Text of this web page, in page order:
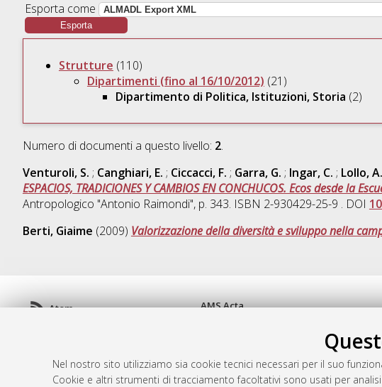
Nel nostro sito utilizziamo sia cookie tecnici necessari per il suo
Cookie e altri strumenti di tracciamento facoltativi sono usati per
Esporta come
Strutture (110)
Dipartimenti (fino al 16/10/2012) (21)
Dipartimento di Politica, Istituzioni, Storia (2)
Numero di documenti a questo livello: 2.
Venturoli, S. ; Canghiari, E. ; Ciccacci, F. ; Garra, G. ; Ingar, C. ; Lollo, A.
ESPACIOS, TRADICIONES Y CAMBIOS EN CONCHUCOS. Ecos desde la
Antropologico "Antonio Raimondi", p. 343. ISBN 2-930429-25-9 . DOI
Berti, Giaime (2009) Valorizzazione della diversità e sviluppo nella
Atom
AMS Acta
doi.org/10.17616/R3P19R
Servizio implementato e gestito da
Impostazioni Cookie